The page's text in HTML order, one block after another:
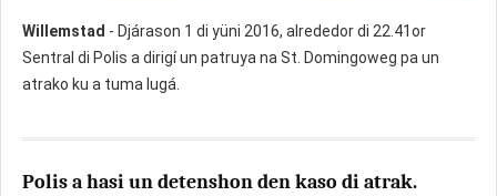
Willemstad - Djárason 1 di yüni 2016, alrededor di 22.41or
Sentral di Polis a dirigí un patruya na St. Domingoweg pa un
atrako ku a tuma lugá.
Polis a hasi un detenshon den kaso di atrak.